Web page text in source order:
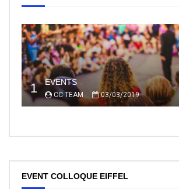
1 EVENTS
CC TEAM 03/03/2019
EVENT COLLOQUE EIFFEL